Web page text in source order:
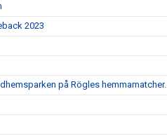
2023
på Rögles hemmamatcher.